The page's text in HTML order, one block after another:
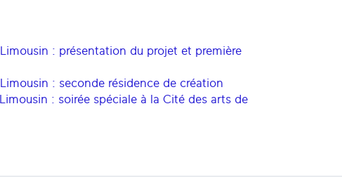
: présentation du projet et première
: seconde résidence de création
: soirée spéciale à la Cité des arts de